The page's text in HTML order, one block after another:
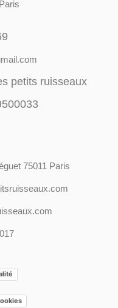
petits ruisseaux
75011 Paris